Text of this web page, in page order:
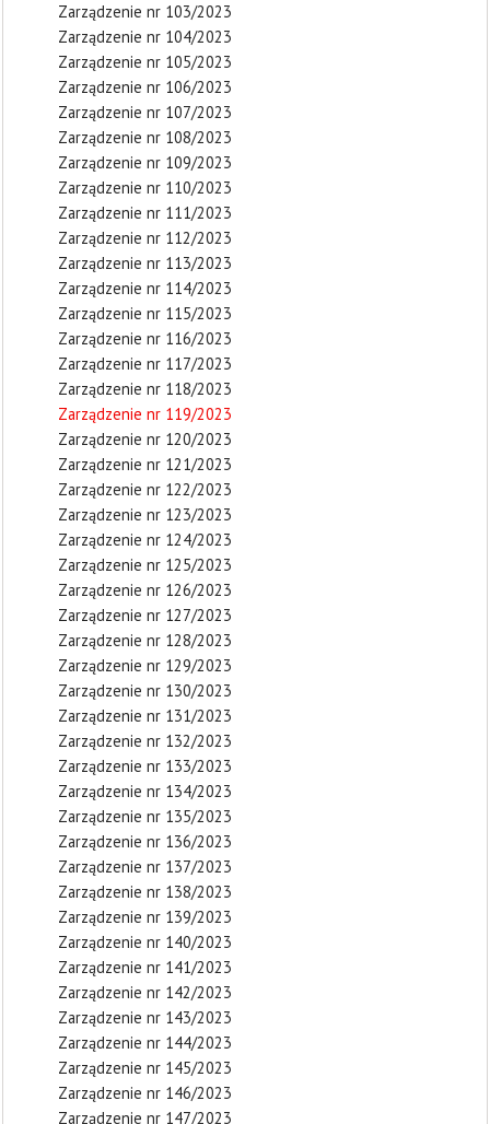
Zarządzenie nr 103/2023
Zarządzenie nr 104/2023
Zarządzenie nr 105/2023
Zarządzenie nr 106/2023
Zarządzenie nr 107/2023
Zarządzenie nr 108/2023
Zarządzenie nr 109/2023
Zarządzenie nr 110/2023
Zarządzenie nr 111/2023
Zarządzenie nr 112/2023
Zarządzenie nr 113/2023
Zarządzenie nr 114/2023
Zarządzenie nr 115/2023
Zarządzenie nr 116/2023
Zarządzenie nr 117/2023
Zarządzenie nr 118/2023
Zarządzenie nr 119/2023
Zarządzenie nr 120/2023
Zarządzenie nr 121/2023
Zarządzenie nr 122/2023
Zarządzenie nr 123/2023
Zarządzenie nr 124/2023
Zarządzenie nr 125/2023
Zarządzenie nr 126/2023
Zarządzenie nr 127/2023
Zarządzenie nr 128/2023
Zarządzenie nr 129/2023
Zarządzenie nr 130/2023
Zarządzenie nr 131/2023
Zarządzenie nr 132/2023
Zarządzenie nr 133/2023
Zarządzenie nr 134/2023
Zarządzenie nr 135/2023
Zarządzenie nr 136/2023
Zarządzenie nr 137/2023
Zarządzenie nr 138/2023
Zarządzenie nr 139/2023
Zarządzenie nr 140/2023
Zarządzenie nr 141/2023
Zarządzenie nr 142/2023
Zarządzenie nr 143/2023
Zarządzenie nr 144/2023
Zarządzenie nr 145/2023
Zarządzenie nr 146/2023
Zarządzenie nr 147/2023